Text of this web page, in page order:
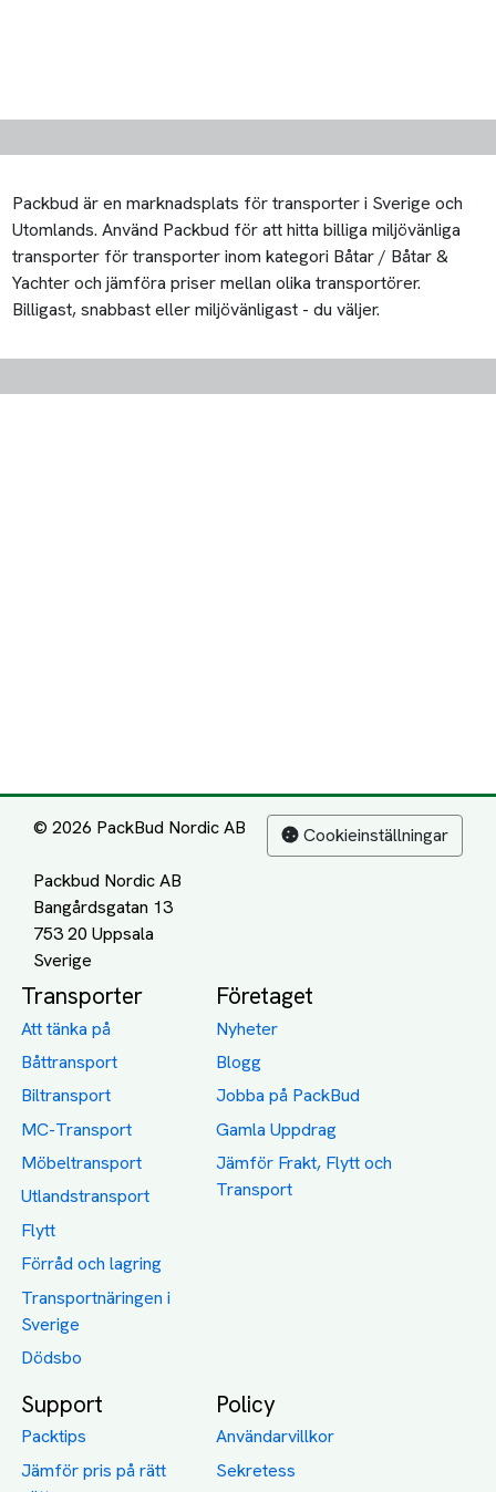
Packbud är en marknadsplats för transporter i Sverige och
Utomlands. Använd Packbud för att hitta billiga miljövänliga
transporter för transporter inom kategori Båtar / Båtar &
Yachter och jämföra priser mellan olika transportörer.
Billigast, snabbast eller miljövänligast - du väljer.
© 2026 PackBud Nordic AB
Packbud Nordic AB
Bangårdsgatan 13
753 20 Uppsala
Cookieinställningar
Transporter
Att tänka på
Båttransport
Biltransport
MC-Transport
Möbeltransport
Utlandstransport
Flytt
Förråd och lagring
Transportnäringen i
Sverige
Dödsbo
Företaget
Nyheter
Blogg
Jobba på PackBud
Gamla Uppdrag
Jämför Frakt, Flytt och
Transport
Support
Packtips
Jämför pris på rätt
Policy
Användarvillkor
Sekretess